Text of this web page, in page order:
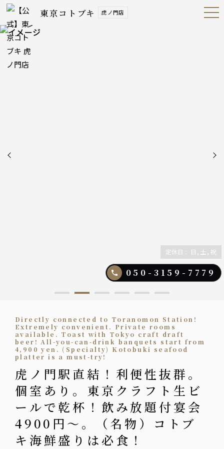
東京コトブキ 虎ノ門店 Open
Navig
050-3159-7779
定休日 : 日, 土, 祝
Directly connected to Toranomon Station!
Extremely convenient. Private rooms
available. Toast with Tokyo craft draft
beer! All-you-can-drink banquets start from
4,900 yen. (Specialty) Kotobuki seafood
platter is a must-try!
虎ノ門駅直結！利便性抜群。
個室あり。東京クラフト生ビ
ールで乾杯！飲み放題付宴会
4900円〜。（名物）コトブ
キ海鮮盛りは必食！